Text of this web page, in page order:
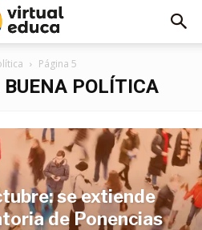
Página 5
BUENA POLÍTICA
se extiende
de Ponencias